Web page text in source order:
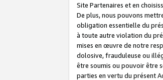
Site Partenaires et en
De plus, nous pouvons
obligation essentielle du
à toute autre violation du
mises en œuvre de notre
dolosive, frauduleuse ou
être soumis ou pouvoir être
parties en vertu du présent